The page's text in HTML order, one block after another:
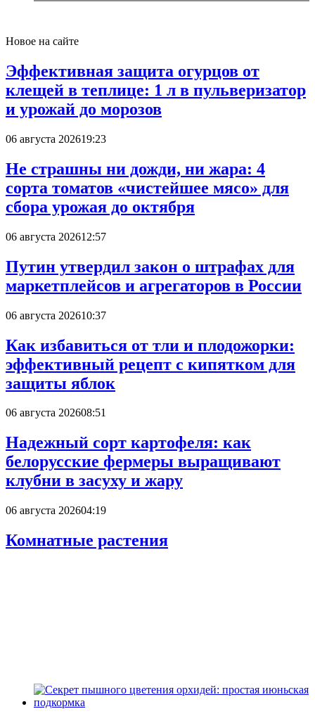
Новое на сайте
Эффективная защита огурцов от
клещей в теплице: 1 л в пульверизатор
и урожай до морозов
06 августа 202619:23
Не страшны ни дожди, ни жара: 4
сорта томатов «чистейшее мясо» для
сбора урожая до октября
06 августа 202612:57
Путин утвердил закон о штрафах для
маркетплейсов и агрегаторов в России
06 августа 202610:37
Как избавиться от тли и плодожорки:
эффективный рецепт с кипятком для
защиты яблок
06 августа 202608:51
Надежный сорт картофеля: как
белорусские фермеры выращивают
клубни в засуху и жару
06 августа 202604:19
Комнатные растения